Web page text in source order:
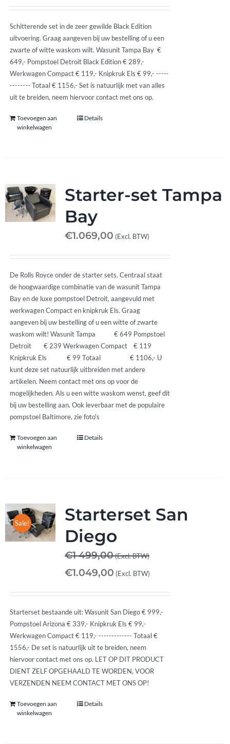
Schitterende set in de zeer gewilde Black Edition
uitvoering. Graag aangeven bij uw bestelling of u een
zwarte of witte waskom wilt. Wasunit Tampa Bay €
649,- Pompstoel Detroit Black Edition € 289,-
Werkwagen Compact € 119,- Knipkruk Els € 99,- -----
-------- Totaal € 1156,- Set is natuurlijk met van alles
uit te breiden, neem hiervoor contact met ons op.
Toevoegen aan
winkelwagen
Details
Starter-set Tampa
Bay
€1.069,00 (Excl. BTW)
De Rolls Royce onder de starter sets. Centraal staat
de hoogwaardige combinatie van de wasunit Tampa
Bay en de luxe pompstoel Detroit, aangevuld met
werkwagen Compact en knipkruk Els. Graag
aangeven bij uw bestelling of u een witte of zwarte
waskom wilt! Wasunit Tampa € 649 Pompstoel
Detroit € 239 Werkwagen Compact € 119
Knipkruk Els € 99 Totaal € 1106,- U
kunt deze set natuurlijk uitbreiden met andere
artikelen. Neem contact met ons op voor de
mogelijkheden. Als u een witte waskom wenst, geef dit
bij uw bestelling aan. Ook leverbaar met de populaire
pompstoel Baltimore, zie foto's
Toevoegen aan
winkelwagen
Details
Sale!
Starterset San
Diego
€1 499,00(Excl. BTW)
€1.049,00 (Excl. BTW)
Starterset bestaande uit: Wasunit San Diego € 999,-
Pompstoel Arizona € 339,- Knipkruk Els € 99,-
Werkwagen Compact € 119,- ------------- Totaal €
1556,- De set is natuurlijk uit te breiden, neem
hiervoor contact met ons op. LET OP DIT PRODUCT
DIENT ZELF OPGEHAALD TE WORDEN, VOOR
VERZENDEN NEEM CONTACT MET ONS OP!
Toevoegen aan
winkelwagen
Details